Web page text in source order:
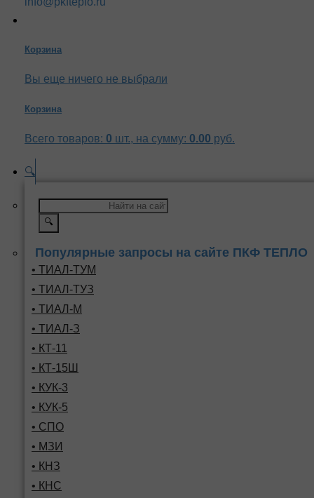
Корзина
Вы еще ничего не выбрали
Корзина
Всего товаров: 0 шт., на сумму: 0.00 руб.
🔍
🔍
Популярные запросы на сайте ПКФ ТЕПЛО
• ТИАЛ-ТУМ
• ТИАЛ-ТУЗ
• ТИАЛ-М
• ТИАЛ-З
• КТ-11
• КТ-15Ш
• КУК-3
• КУК-5
• СПО
• МЗИ
• КНЗ
• КНС